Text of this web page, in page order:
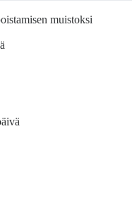
muistoksi